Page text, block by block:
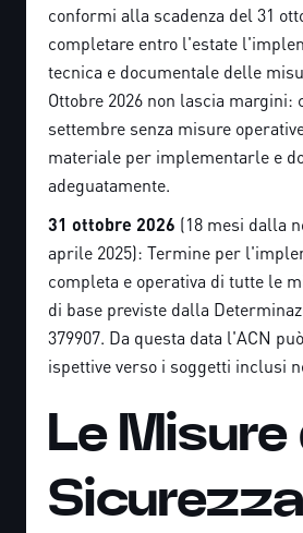
conformi alla scadenza del 31
completare entro l'estate
tecnica e documentale delle
Ottobre 2026 non lascia margini:
settembre senza misure
materiale per implementarle e
adeguatamente.
31 ottobre 2026 (18 mesi dalla
aprile 2025): Termine per
completa e operativa di tutte le
di base previste dalla
379907. Da questa data l'ACN
ispettive verso i soggetti inclusi
Le Misure
Sicurezza